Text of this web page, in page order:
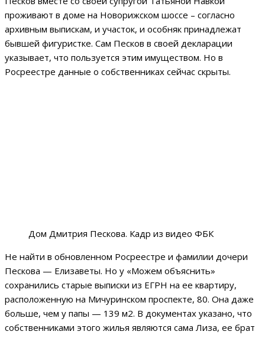
проживают в доме на Новорижском шоссе – согласно
архивным выпискам, и участок, и особняк принадлежат
бывшей фигуристке. Сам Песков в своей декларации
указывает, что пользуется этим имуществом. Но в
Росреестре данные о собственниках сейчас скрыты.
Дом Дмитрия Пескова. Кадр из видео ФБК
Не найти в обновленном Росреестре и фамилии дочери
Пескова — Елизаветы. Но у «Можем объяснить»
сохранились старые выписки из ЕГРН на ее квартиру,
расположенную на Мичуринском проспекте, 80. Она даже
больше, чем у папы — 139 м2. В документах указано, что
собственниками этого жилья являются сама Лиза, ее брат